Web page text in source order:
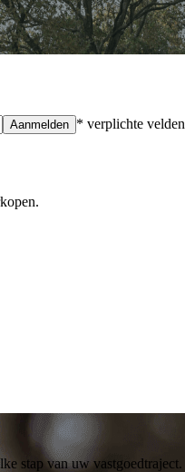
Aanmelden * verplichte velden
stap van uw vastgoedtraject.